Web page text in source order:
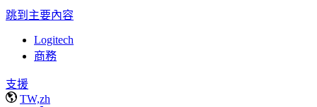
跳到主要內容
Logitech
商務
支援
TW,zh